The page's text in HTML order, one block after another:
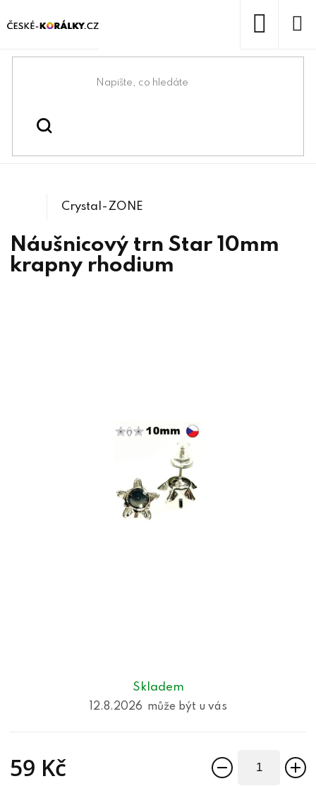
na
Domů
Swarovski® & lůžka
Crystals /
Skladem
12.8.2026
59 Kč
Náušnicový trn Star 10mm
krapny rhodium
Crystal-ZONE